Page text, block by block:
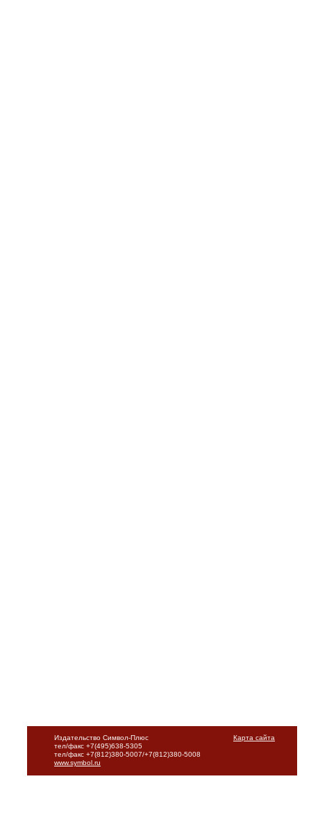
Карта сайта
Издательство Символ-Плюс
тел/факс +7(495)638-5305
тел/факс +7(812)380-5007/+7(812)380-5008
www.symbol.ru